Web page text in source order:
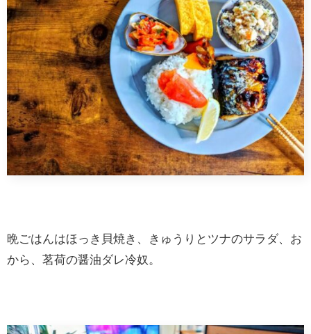
晩ごはんはほっき貝焼き、きゅうりとツナのサラダ、お
から、茗荷の醤油ダレ冷奴。